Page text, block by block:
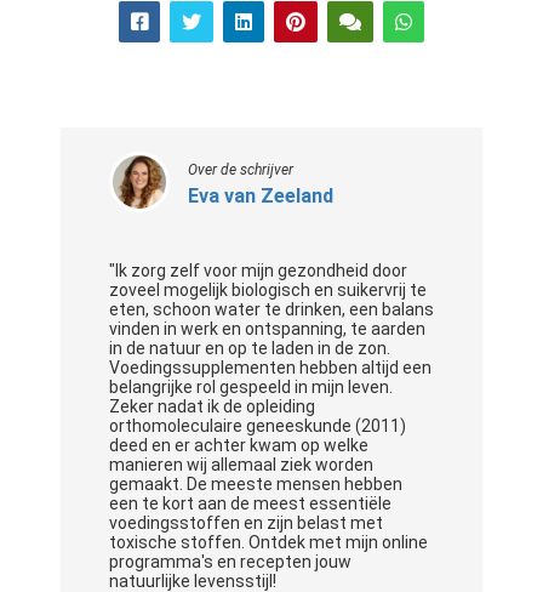
Over de schrijver
Eva van Zeeland
"Ik zorg zelf voor mijn gezondheid door
zoveel mogelijk biologisch en suikervrij te
eten, schoon water te drinken, een balans
vinden in werk en ontspanning, te aarden
in de natuur en op te laden in de zon.
Voedingssupplementen hebben altijd een
belangrijke rol gespeeld in mijn leven.
Zeker nadat ik de opleiding
orthomoleculaire geneeskunde (2011)
deed en er achter kwam op welke
manieren wij allemaal ziek worden
gemaakt. De meeste mensen hebben
een te kort aan de meest essentiële
voedingsstoffen en zijn belast met
toxische stoffen. Ontdek met mijn online
programma's en recepten jouw
natuurlijke levensstijl!